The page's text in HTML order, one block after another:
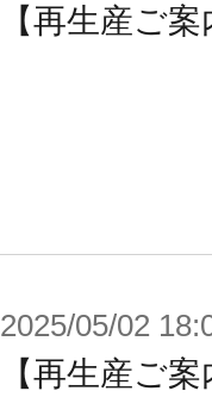
【再生産ご
2025/05/02
【再生産ご